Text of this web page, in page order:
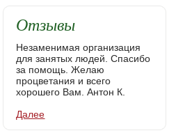
Отзывы
Незаменимая организация
для занятых людей. Спасибо
за помощь. Желаю
процветания и всего
хорошего Вам. Антон К.
Далее